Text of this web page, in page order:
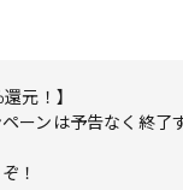
元！】
ーンは予告なく終了
！